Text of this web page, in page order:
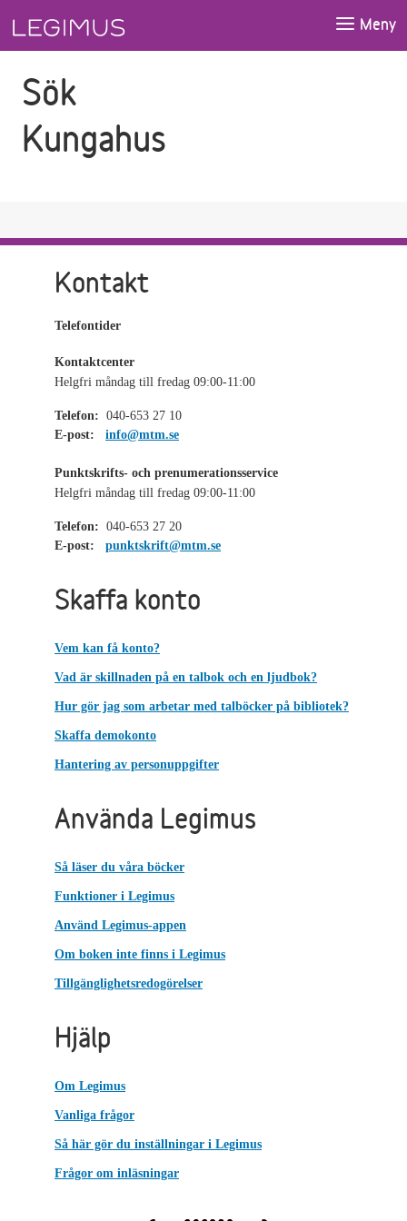
Meny
Sök
Kungahus
Kontakt
Telefontider
Kontaktcenter
Helgfri måndag till fredag 09:00-11:00
Telefon: 040-653 27 10
E-post:
info@mtm.se
Punktskrifts- och prenumerationsservice
Helgfri måndag till fredag 09:00-11:00
Telefon: 040-653 27 20
E-post:
punktskrift@mtm.se
Skaffa konto
Vem kan få konto?
Vad är skillnaden på en talbok och en ljudbok?
Hur gör jag som arbetar med talböcker på bibliotek?
Skaffa demokonto
Hantering av personuppgifter
Använda Legimus
Så läser du våra böcker
Funktioner i Legimus
Använd Legimus-appen
Om boken inte finns i Legimus
Tillgänglighetsredogörelser
Hjälp
Om Legimus
Vanliga frågor
Så här gör du inställningar i Legimus
Frågor om inläsningar